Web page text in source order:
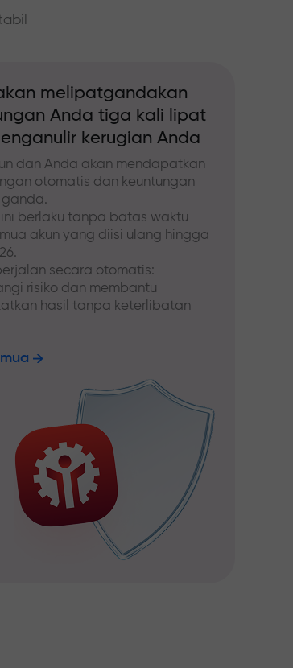
melipatgandakan
Anda tiga kali lipat
kerugian Anda
dan Anda akan mendapatkan
otomatis dan keuntungan
ini berlaku tanpa batas waktu
akun yang diisi ulang hingga
secara otomatis:
risiko dan membantu
hasil tanpa keterlibatan